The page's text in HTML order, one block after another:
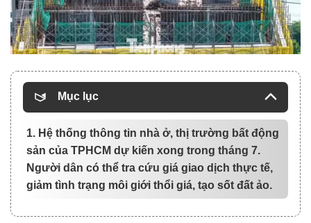
Mục lục
1. Hệ thống thông tin nhà ở, thị trường bất động
sản của TPHCM dự kiến xong trong tháng 7.
Người dân có thể tra cứu giá giao dịch thực tế,
giảm tình trạng môi giới thổi giá, tạo sốt đất ảo.